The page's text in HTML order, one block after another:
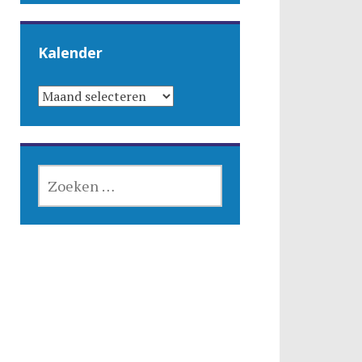
Kalender
KALENDER
NAAR: